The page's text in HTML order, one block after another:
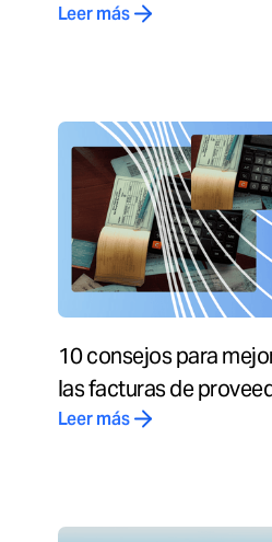
Leer más
10 consejos para
las facturas de
Leer más